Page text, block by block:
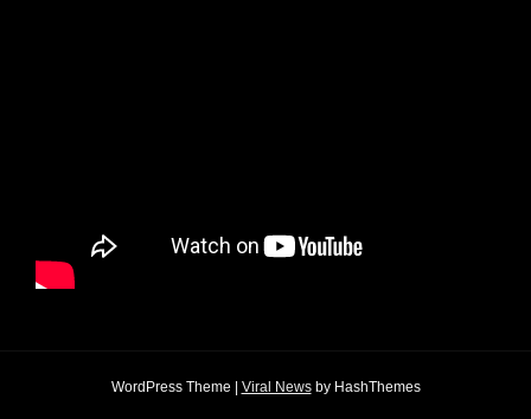
WordPress Theme Viral Newsby HashThemes